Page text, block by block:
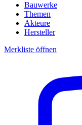
Bauwerke
Themen
Akteure
Hersteller
Merkliste öffnen